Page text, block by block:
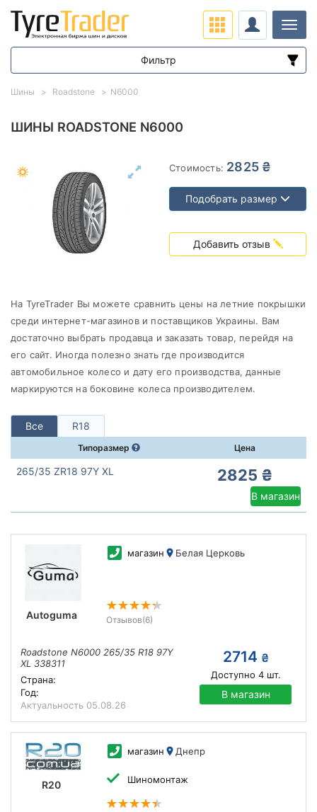
ШИНЫ ROADSTONE N6000
Стоимость: 2825 ₴
Подобрать размер
Добавить отзыв
На TyreTrader Вы можете сравнить цены на летние покрышки
среди интернет-магазинов и поставщиков Украины. Вам
достаточно выбрать продавца и заказать товар, перейдя на
его сайт. Иногда полезно знать где производится
автомобильное колесо и дату его производства, данные
маркируются на боковине колеса производителем.
Все R18
Типоразмер Цена
265/35 ZR18 97Y XL 2825 ₴
В магазин
Autoguma
магазин Белая Церковь
Отзывов(6)
Roadstone N6000 265/35 R18 97Y
XL 338311
Страна:
Год:
Актуальность 05.08.26
2714 ₴
Доступно 4шт.
В магазин
R20
магазин Днепр
Шиномонтаж
Шины Roadstone N6000
Фильтр
Диапазон цен
Roadstone
Все бренды
Тип транспортного средства
Усиленная шина
Сбросить Подобрать